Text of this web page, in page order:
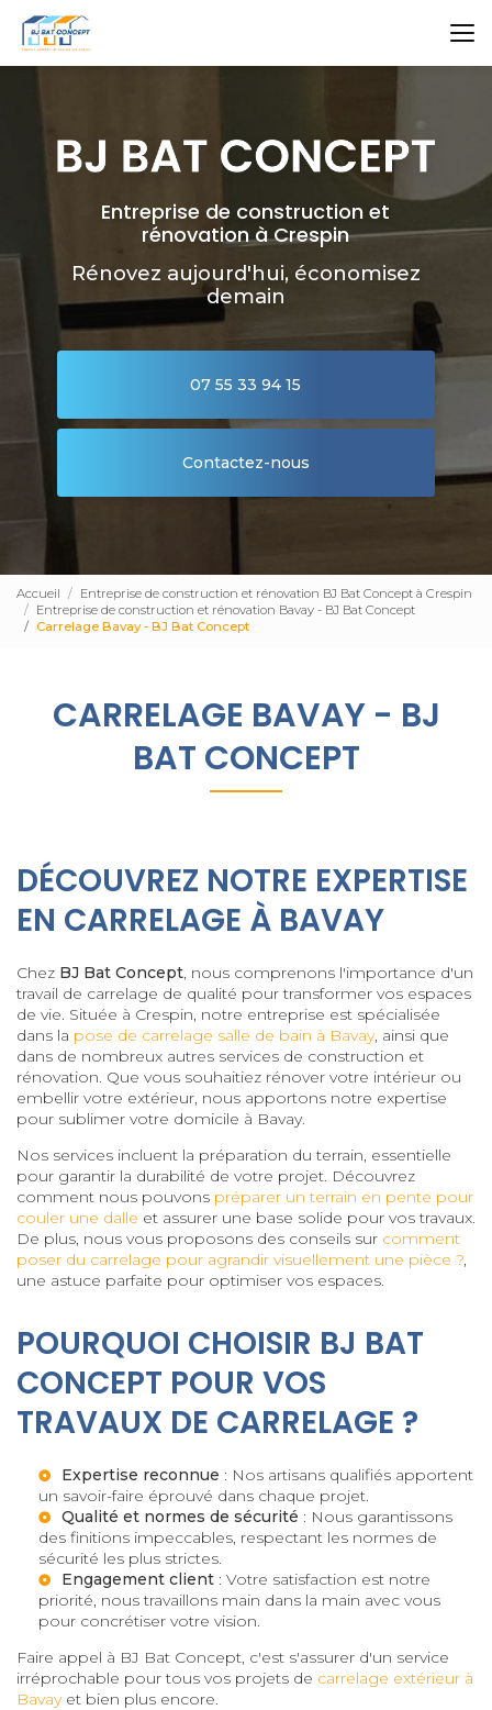
contenu
principal
Entreprise de construction et
rénovation à Crespin
Rénovez aujourd'hui, économisez
demain
07 55 33 94 15
Contactez-nous
Accueil
Entreprise de construction et rénovation BJ Bat Concept à Crespin
Entreprise de construction et rénovation Bavay - BJ Bat Concept
Carrelage Bavay - BJ Bat Concept
CARRELAGE BAVAY - BJ
BAT CONCEPT
DÉCOUVREZ NOTRE EXPERTISE
EN CARRELAGE À BAVAY
Chez BJ Bat Concept, nous comprenons l'importance d'un
travail de carrelage de qualité pour transformer vos espaces
de vie. Située à Crespin, notre entreprise est spécialisée
dans la pose de carrelage salle de bain à Bavay, ainsi que
dans de nombreux autres services de construction et
rénovation. Que vous souhaitiez rénover votre intérieur ou
embellir votre extérieur, nous apportons notre expertise
pour sublimer votre domicile à Bavay.
Nos services incluent la préparation du terrain, essentielle
pour garantir la durabilité de votre projet. Découvrez
comment nous pouvons préparer un terrain en pente pour
couler une dalle et assurer une base solide pour vos travaux.
De plus, nous vous proposons des conseils sur comment
poser du carrelage pour agrandir visuellement une pièce ?,
une astuce parfaite pour optimiser vos espaces.
POURQUOI CHOISIR BJ BAT
CONCEPT POUR VOS
TRAVAUX DE CARRELAGE ?
Expertise reconnue : Nos artisans qualifiés apportent
un savoir-faire éprouvé dans chaque projet.
Qualité et normes de sécurité : Nous garantissons
des finitions impeccables, respectant les normes de
sécurité les plus strictes.
Engagement client : Votre satisfaction est notre
priorité, nous travaillons main dans la main avec vous
pour concrétiser votre vision.
Faire appel à BJ Bat Concept, c'est s'assurer d'un service
irréprochable pour tous vos projets de carrelage extérieur à
Bavayet bien plus encore.